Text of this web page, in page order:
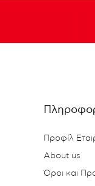
Προφίλ
About us
Όροι και